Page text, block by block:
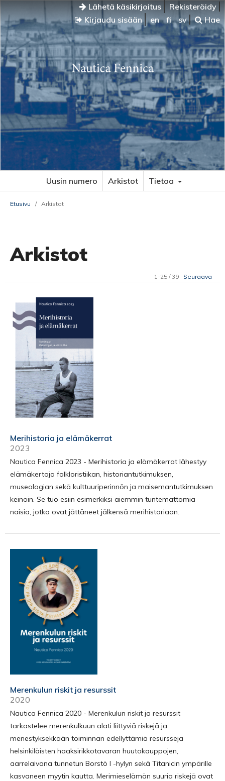
Lähetä käsikirjoitus
Rekisteröidy
Kirjaudu sisään
en fi sv Hae
Uusin numero Arkistot Tietoa
Etusivu / Arkistot
Arkistot
1-25 / 39 Seuraava
Merihistoria ja elämäkerrat
2023
Nautica Fennica 2023 - Merihistoria ja elämäkerrat lähestyy
elämäkertoja folkloristiikan, historiantutkimuksen,
museologian sekä kulttuuriperinnön ja maisemantutkimuksen
keinoin. Se tuo esiin esimerkiksi aiemmin tuntemattomia
naisia, jotka ovat jättäneet jälkensä merihistoriaan.
Merenkulun riskit ja resurssit
2020
Nautica Fennica 2020 - Merenkulun riskit ja resurssit
tarkastelee merenkulkuun alati liittyviä riskejä ja
menestyksekkään toiminnan edellyttämiä resursseja
helsinkiläisten haaksirikkotavaran huutokauppojen,
aarrelaivana tunnetun Borstö I -hylyn sekä Titanicin ympärille
kasvaneen myytin kautta. Merimieselämän suuria riskejä ovat